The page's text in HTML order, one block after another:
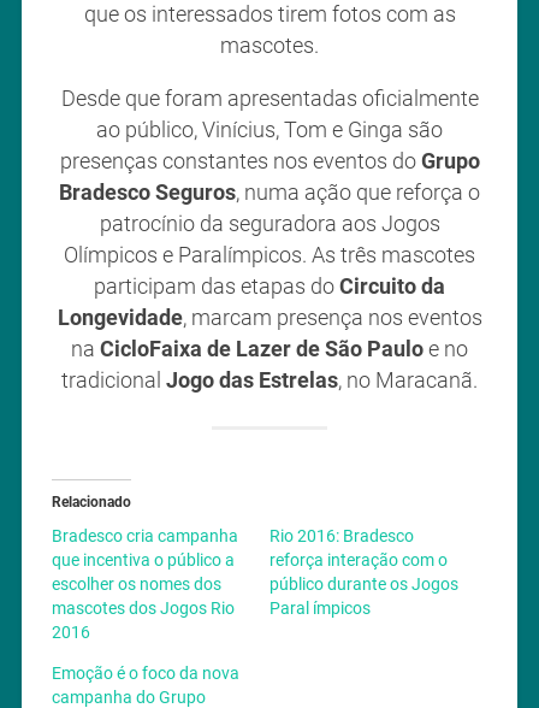
que os interessados tirem fotos com as
mascotes.
Desde que foram apresentadas oficialmente
ao público, Vinícius, Tom e Ginga são
presenças constantes nos eventos do Grupo
Bradesco Seguros, numa ação que reforça o
patrocínio da seguradora aos Jogos
Olímpicos e Paralímpicos. As três mascotes
participam das etapas do Circuito da
Longevidade, marcam presença nos eventos
na CicloFaixa de Lazer de São Paulo e no
tradicional Jogo das Estrelas, no Maracanã.
Relacionado
Bradesco cria campanha
que incentiva o público a
escolher os nomes dos
mascotes dos Jogos Rio
2016
Rio 2016: Bradesco
reforça interação com o
público durante os Jogos
Paral ímpicos
Emoção é o foco da nova
campanha do Grupo